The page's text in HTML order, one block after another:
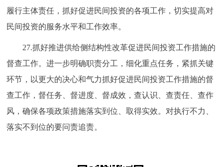
履行主体责任，抓好促进民间投资的各项工作，切实提高对
民间投资的服务水平和工作效率。
27.抓好推进供给侧结构性改革促进民间投资工作措施的
督查工作。进一步明确职责分工，细化重点任务，紧抓关键
环节，以更大的决心和气力抓好促进民间投资工作措施的督
查工作，督任务、督进度、督成效，查认识、查责任、查作
风，确保各项政策措施落实到位、取得实效。对执行不力、
落实不到位的要问责追责。